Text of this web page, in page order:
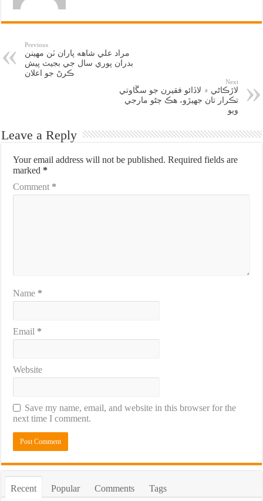
Previous
مراد علي شاهه پاران ٽن مهينن
بدران پوري سال جي بجيٽ پيش
ڪرڻ جو اعلان
Next
لاڙڪاڻي ۾ لاڏائو فقيرن جو سڱاوتي
تڪرار تان جهيڙو، هڪ ڄڻو مارجي
ويو
Leave a Reply
Your email address will not be published. Required fields are
marked *
Comment *
Name *
Email *
Website
Save my name, email, and website in this browser for the
next time I comment.
Recent Popular Comments Tags